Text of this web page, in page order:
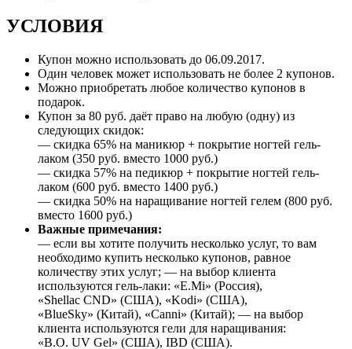
УСЛОВИЯ
Купон можно использовать до 06.09.2017.
Один человек может использовать не более 2 купонов.
Можно приобретать любое количество купонов в
подарок.
Купон за 80 руб. даёт право на любую (одну) из
следующих скидок:
— скидка 65% на маникюр + покрытие ногтей гель-
лаком (350 руб. вместо 1000 руб.)
— скидка 57% на педикюр + покрытие ногтей гель-
лаком (600 руб. вместо 1400 руб.)
— скидка 50% на наращивание ногтей гелем (800 руб.
вместо 1600 руб.)
Важные примечания:
— если вы хотите получить несколько услуг, то вам
необходимо купить несколько купонов, равное
количеству этих услуг; — на выбор клиента
используются гель-лаки: «E.Mi» (Россия),
«Shellac CND» (США), «Kodi» (США),
«BlueSky» (Китай), «Canni» (Китай); — на выбор
клиента используются гели для наращивания:
«B.O. UV Gel» (США), IBD (США).